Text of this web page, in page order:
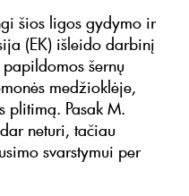
šios ligos gydymo ir
(EK) išleido darbinį
šernų
medžioklėje,
plitimą. Pasak M.
neturi, tačiau
svarstymui per